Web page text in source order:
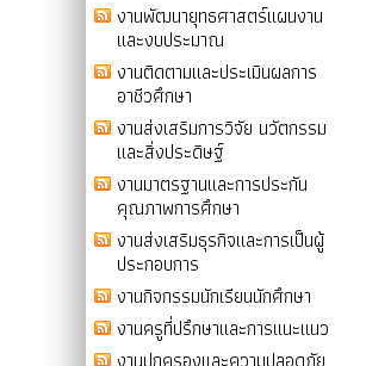
งานพัฒนายุทธศาสตร์แผนงาน
และงบประมาณ
งานติดตามและประเมินผลการ
อาชีวศึกษา
งานส่งเสริมการวิจัย นวัตกรรม
และสิ่งประดิษฐ์
งานมาตรฐานและการประกัน
คุณภาพการศึกษา
งานส่งเสริมธุรกิจและการเป็นผู้
ประกอบการ
งานกิจกรรมนักเรียนนักศึกษา
งานครูที่ปรึกษาและการแนะแนว